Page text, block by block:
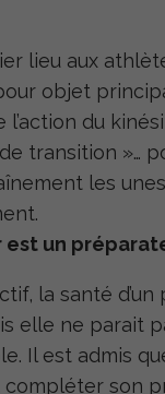
lieu aux
objet
l’action du
transition »…
les
un
la santé d’un
elle ne parait
Il est admis
son